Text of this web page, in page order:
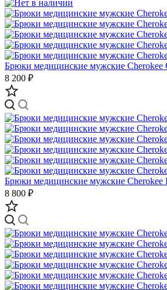
Брюки медицинские мужские Cherokee
8 200 ₽
Брюки медицинские мужские Cherokee
8 800 ₽